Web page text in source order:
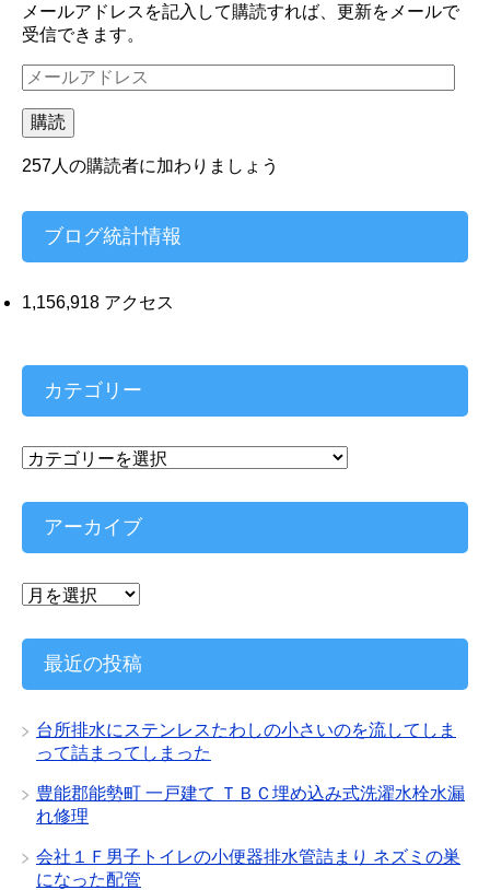
メールアドレスを記入して購読すれば、更新をメールで
受信できます。
メ
ー
ル
ア
ド
ス
購読
257人の購読者に加わりましょう
ブログ統計情報
1,156,918 アクセス
カテゴリー
カ
ゴ
ー
アーカイブ
ア
カ
ブ
最近の投稿
台所排水にステンレスたわしの小さいのを流してしま
って詰まってしまった
豊能郡能勢町 一戸建て ＴＢＣ埋め込み式洗濯水栓水漏
れ修理
会社１Ｆ男子トイレの小便器排水管詰まり ネズミの巣
になった配管